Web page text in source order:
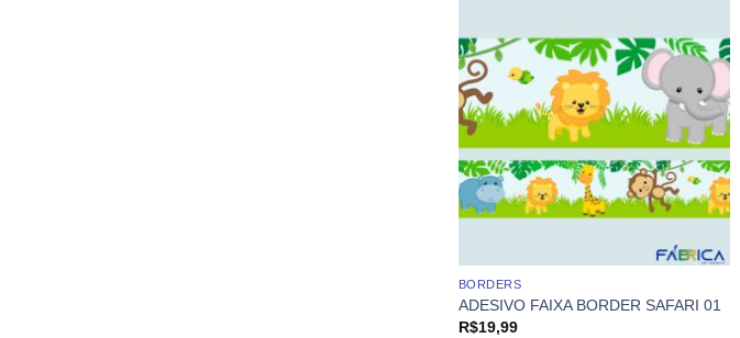
BORDERS
ADESIVO FAIXA BORDER SAFARI 01
R$19,99